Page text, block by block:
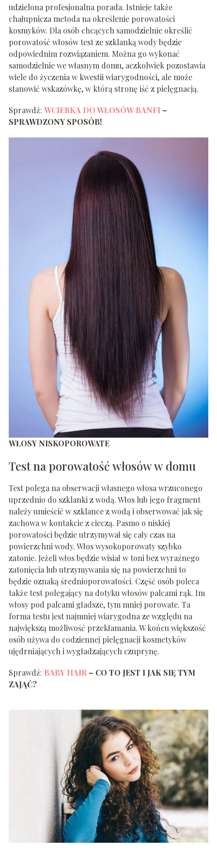
udzielona profesjonalna porada. Istnieje także
chałupnicza metoda na określenie porowatości
kosmyków. Dla osób chcących samodzielnie określić
porowatość włosów test ze szklanką wody będzie
odpowiednim rozwiązaniem. Można go wykonać
samodzielnie we własnym domu, aczkolwiek pozostawia
wiele do życzenia w kwestii wiarygodności, ale może
stanowić wskazówkę, w którą stronę iść z pielęgnacją.
Sprawdź: WCIERKA DO WŁOSÓW BANFI–
SPRAWDZONY SPOSÓB!
WŁOSY NISKOPOROWATE
Test na porowatość włosów w domu
Test polega na obserwacji własnego włosa wrzuconego
uprzednio do szklanki z wodą. Włos lub jego fragment
należy umieścić w szklance z wodą i obserwować jak się
zachowa w kontakcie z cieczą. Pasmo o niskiej
porowatości będzie utrzymywał się cały czas na
powierzchni wody. Włos wysokoporowaty szybko
zatonie. Jeżeli włos będzie wisiał w toni bez wyraźnego
zatonięcia lub utrzymywania się na powierzchni to
będzie oznaką średnioporowatości. Część osób poleca
także test polegający na dotyku włosów palcami rąk. Im
włosy pod palcami gładsze, tym mniej porowate. Ta
forma testu jest najmniej wiarygodna ze względu na
największą możliwość przekłamania. W końcu większość
osób używa do codziennej pielęgnacji kosmetyków
ujędrniających i wygładzających czuprynę.
Sprawdź: BABY HAIR – CO TO JEST I JAK SIĘ TYM
ZAJĄĆ?